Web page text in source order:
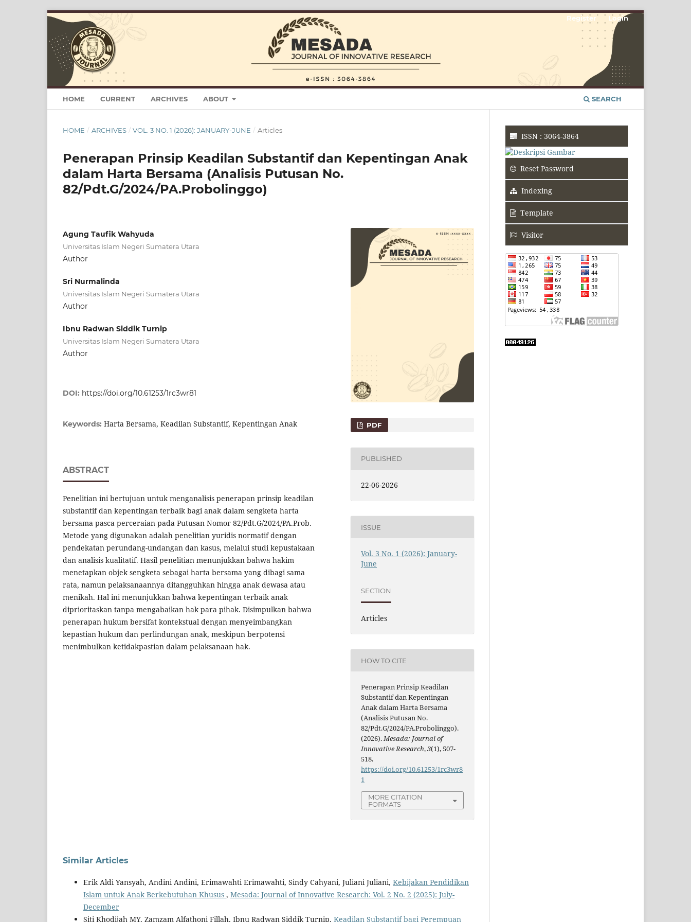
HOME CURRENT ARCHIVES ABOUT SEARCH
Register Login
HOME / ARCHIVES / VOL. 3 NO. 1 (2026): JANUARY-JUNE / Articles
Penerapan Prinsip Keadilan Substantif dan Kepentingan Anak
dalam Harta Bersama (Analisis Putusan No.
82/Pdt.G/2024/PA.Probolinggo)
Agung Taufik Wahyuda
Universitas Islam Negeri Sumatera Utara
Author
Sri Nurmalinda
Universitas Islam Negeri Sumatera Utara
Author
Ibnu Radwan Siddik Turnip
Universitas Islam Negeri Sumatera Utara
Author
DOI: https://doi.org/10.61253/1rc3wr81
Keywords: Harta Bersama, Keadilan Substantif, Kepentingan Anak
ABSTRACT
Penelitian ini bertujuan untuk menganalisis penerapan prinsip keadilan
substantif dan kepentingan terbaik bagi anak dalam sengketa harta
bersama pasca perceraian pada Putusan Nomor 82/Pdt.G/2024/PA.Prob.
Metode yang digunakan adalah penelitian yuridis normatif dengan
pendekatan perundang-undangan dan kasus, melalui studi kepustakaan
dan analisis kualitatif. Hasil penelitian menunjukkan bahwa hakim
menetapkan objek sengketa sebagai harta bersama yang dibagi sama
rata, namun pelaksanaannya ditangguhkan hingga anak dewasa atau
menikah. Hal ini menunjukkan bahwa kepentingan terbaik anak
diprioritaskan tanpa mengabaikan hak para pihak. Disimpulkan bahwa
penerapan hukum bersifat kontekstual dengan menyeimbangkan
kepastian hukum dan perlindungan anak, meskipun berpotensi
menimbulkan ketidakpastian dalam pelaksanaan hak.
PDF
PUBLISHED
22-06-2026
ISSUE
Vol. 3 No. 1 (2026): January-
June
SECTION
Articles
HOW TO CITE
Penerapan Prinsip Keadilan
Substantif dan Kepentingan
Anak dalam Harta Bersama
(Analisis Putusan No.
82/Pdt.G/2024/PA.Probolinggo).
(2026).Mesada: Journal of
Innovative Research,3(1), 507-
518.
https://doi.org/10.61253/1rc3wr8
1
MORE CITATION
FORMATS
Similar Articles
Erik Aldi Yansyah, Andini Andini, Erimawahti Erimawahti, Sindy Cahyani, Juliani Juliani, Kebijakan Pendidikan
Islam untuk Anak Berkebutuhan Khusus , Mesada: Journal of Innovative Research: Vol. 2 No. 2 (2025): July-
December
Siti Khodijah MY, Zamzam Alfathoni Fillah, Ibnu Radwan Siddik Turnip, Keadilan Substantif bagi Perempuan
ISSN : 3064-3864
Reset Password
Indexing
Template
Visitor